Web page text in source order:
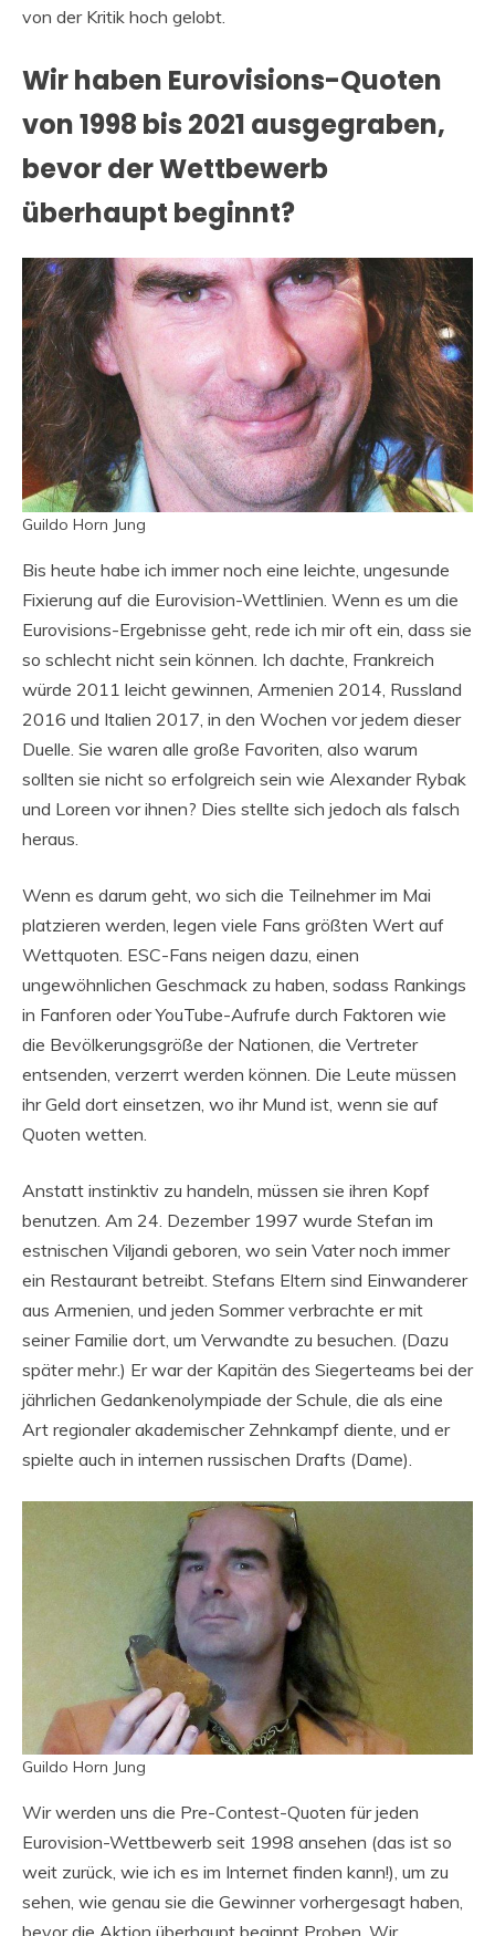
von der Kritik hoch gelobt.
Wir haben Eurovisions-Quoten
von 1998 bis 2021 ausgegraben,
bevor der Wettbewerb
überhaupt beginnt?
Guildo Horn Jung
Bis heute habe ich immer noch eine leichte, ungesunde
Fixierung auf die Eurovision-Wettlinien. Wenn es um die
Eurovisions-Ergebnisse geht, rede ich mir oft ein, dass sie
so schlecht nicht sein können. Ich dachte, Frankreich
würde 2011 leicht gewinnen, Armenien 2014, Russland
2016 und Italien 2017, in den Wochen vor jedem dieser
Duelle. Sie waren alle große Favoriten, also warum
sollten sie nicht so erfolgreich sein wie Alexander Rybak
und Loreen vor ihnen? Dies stellte sich jedoch als falsch
heraus.
Wenn es darum geht, wo sich die Teilnehmer im Mai
platzieren werden, legen viele Fans größten Wert auf
Wettquoten. ESC-Fans neigen dazu, einen
ungewöhnlichen Geschmack zu haben, sodass Rankings
in Fanforen oder YouTube-Aufrufe durch Faktoren wie
die Bevölkerungsgröße der Nationen, die Vertreter
entsenden, verzerrt werden können. Die Leute müssen
ihr Geld dort einsetzen, wo ihr Mund ist, wenn sie auf
Quoten wetten.
Anstatt instinktiv zu handeln, müssen sie ihren Kopf
benutzen. Am 24. Dezember 1997 wurde Stefan im
estnischen Viljandi geboren, wo sein Vater noch immer
ein Restaurant betreibt. Stefans Eltern sind Einwanderer
aus Armenien, und jeden Sommer verbrachte er mit
seiner Familie dort, um Verwandte zu besuchen. (Dazu
später mehr.) Er war der Kapitän des Siegerteams bei der
jährlichen Gedankenolympiade der Schule, die als eine
Art regionaler akademischer Zehnkampf diente, und er
spielte auch in internen russischen Drafts (Dame).
Guildo Horn Jung
Wir werden uns die Pre-Contest-Quoten für jeden
Eurovision-Wettbewerb seit 1998 ansehen (das ist so
weit zurück, wie ich es im Internet finden kann!), um zu
sehen, wie genau sie die Gewinner vorhergesagt haben,